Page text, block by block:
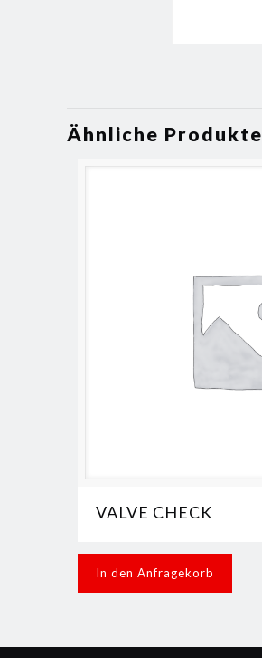
Ähnliche Produkte
VALVE CHECK
In den Anfragekorb